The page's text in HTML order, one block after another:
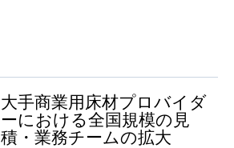
大手商業用床材プロバイダ
ーにおける全国規模の見
積・業務チームの拡大